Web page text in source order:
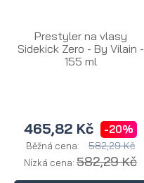
Prestyler na vlasy
Sidekick Zero - By Vilain -
155 ml
465,82 Kč -20%
Běžná cena: 582,29 Kč
Nízká cena: 582,29 Kč